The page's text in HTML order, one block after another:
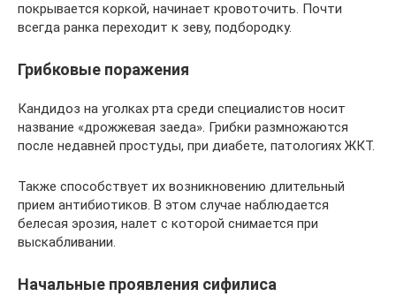
покрывается коркой, начинает кровоточить. Почти
всегда ранка переходит к зеву, подбородку.
Грибковые поражения
Кандидоз на уголках рта среди специалистов носит
название «дрожжевая заеда». Грибки размножаются
после недавней простуды, при диабете, патологиях ЖКТ.
Также способствует их возникновению длительный
прием антибиотиков. В этом случае наблюдается
белесая эрозия, налет с которой снимается при
выскабливании.
Начальные проявления сифилиса